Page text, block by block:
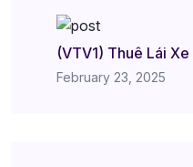
(VTV1) Thuê Lái
February 23, 2025